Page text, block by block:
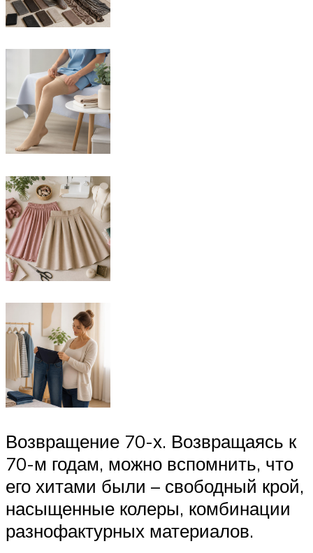
Возвращение 70-х. Возвращаясь к
70-м годам, можно вспомнить, что
его хитами были – свободный крой,
насыщенные колеры, комбинации
разнофактурных материалов.